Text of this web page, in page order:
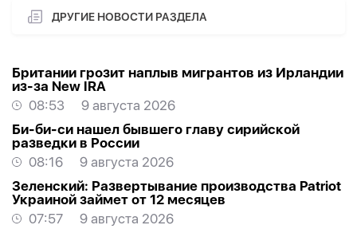
ДРУГИЕ НОВОСТИ РАЗДЕЛА
Британии грозит наплыв мигрантов из Ирландии
из-за New IRA
08:53
9 августа 2026
Би-би-си нашел бывшего главу сирийской
разведки в России
08:16
9 августа 2026
Зеленский: Развертывание производства Patriot
Украиной займет от 12 месяцев
07:57
9 августа 2026